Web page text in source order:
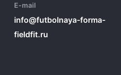
E-mail
info@futbolnaya-forma-
fieldfit.ru